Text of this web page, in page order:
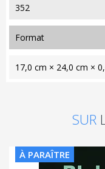
352
format
17,0 cm × 24,0 cm ×
SUR
À PARAÎTRE